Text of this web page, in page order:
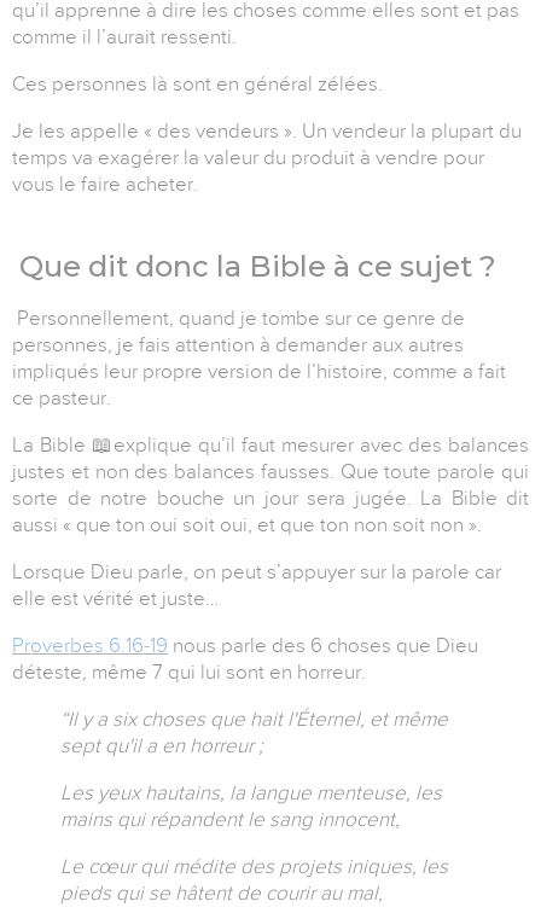
qu’il apprenne à dire les choses comme elles sont et pas
comme il l’aurait ressenti.
Ces personnes là sont en général zélées.
Je les appelle « des vendeurs ». Un vendeur la plupart du
temps va exagérer la valeur du produit à vendre pour
vous le faire acheter.
Que dit donc la Bible à ce sujet ?
Personnellement, quand je tombe sur ce genre de
personnes, je fais attention à demander aux autres
impliqués leur propre version de l’histoire, comme a fait
ce pasteur.
La Bible 📖 explique qu’il faut mesurer avec des balances
justes et non des balances fausses. Que toute parole qui
sorte de notre bouche un jour sera jugée. La Bible dit
aussi « que ton oui soit oui, et que ton non soit non ».
Lorsque Dieu parle, on peut s’appuyer sur la parole car
elle est vérité et juste…
Proverbes 6.16-19 nous parle des 6 choses que Dieu
déteste, même 7 qui lui sont en horreur.
“Il y a six choses que hait l'Éternel, et même
sept qu'il a en horreur ;
Les yeux hautains, la langue menteuse, les
mains qui répandent le sang innocent,
Le cœur qui médite des projets iniques, les
pieds qui se hâtent de courir au mal,